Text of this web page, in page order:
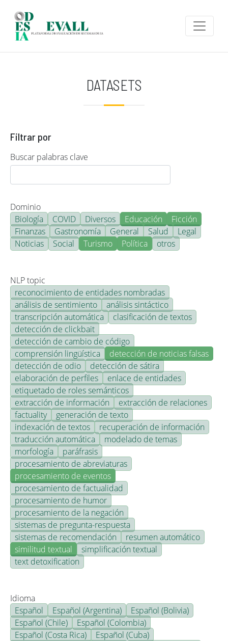
DATASETS
Filtrar por
Buscar palabras clave
Dominio
Biología
COVID Diversos Educación
Ficción
Finanzas
Gastronomía General Salud
Legal
Noticias
Social Turismo Política otros
NLP topic
reconocimiento de entidades nombradas
análisis de sentimiento
análisis sintáctico
transcripción automática
clasificación de textos
detección de clickbait
detección de cambio de código
comprensión lingüística
detección de noticias falsas
detección de odio
detección de sátira
elaboración de perfiles
enlace de entidades
etiquetado de roles semánticos
extracción de información
extracción de relaciones
factuality
generación de texto
indexación de textos
recuperación de información
traducción automática
modelado de temas
morfología
paráfrasis
procesamiento de abreviaturas
procesamiento de eventos
procesamiento de factualidad
procesamiento de humor
procesamiento de la negación
sistemas de pregunta-respuesta
sistemas de recomendación
resumen automático
similitud textual
simplificación textual
text detoxification
Idioma
Español
Español (Argentina)
Español (Bolivia)
Español (Chile)
Español (Colombia)
Español (Costa Rica)
Español (Cuba)